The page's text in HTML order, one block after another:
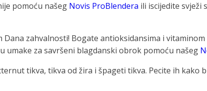
pomoću našeg Novis ProBlendera ili iscijedite svježi
zahvalnosti! Bogate antioksidansima i
umake za savršeni blagdanski obrok pomoću našeg
tikva, tikva od žira i špageti tikva. Pecite ih